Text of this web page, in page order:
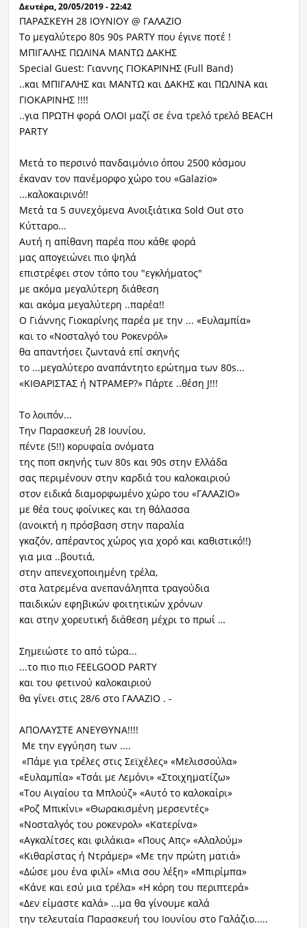
Δευτέρα, 20/05/2019 - 22:42
ΠΑΡΑΣΚΕΥΗ 28 ΙΟΥΝΙΟΥ @ ΓΑΛΑΖΙΟ
Tο μεγαλύτερο 80s 90s PARTY που έγινε ποτέ !
ΜΠΙΓΑΛΗΣ ΠΩΛΙΝΑ ΜΑΝΤΩ ΔΑΚΗΣ
Special Guest: Γιαννης ΓΙΟΚΑΡΙΝΗΣ (Full Band)
..και ΜΠΙΓΑΛΗΣ και ΜΑΝΤΩ και ΔΑΚΗΣ και ΠΩΛΙΝΑ και
ΓΙΟΚΑΡΙΝΗΣ !!!!
..για ΠΡΩΤΗ φορά ΟΛΟΙ μαζί σε ένα τρελό τρελό BEACH
PARTY
Μετά το περσινό πανδαιμόνιο όπου 2500 κόσμου
έκαναν τον πανέμορφο χώρο του «Galazio»
...καλοκαιρινό!!
Μετά τα 5 συνεχόμενα Ανοιξιάτικα Sold Out στο
Κύτταρο...
Αυτή η απίθανη παρέα που κάθε φορά
μας απογειώνει πιο ψηλά
επιστρέφει στον τόπο του "εγκλήματος"
με ακόμα μεγαλύτερη διάθεση
και ακόμα μεγαλύτερη ..παρέα!!
Ο Γιάννης Γιοκαρίνης παρέα με την ... «Ευλαμπία»
και το «Νοσταλγό του Ροκενρόλ»
θα απαντήσει ζωντανά επί σκηνής
το ...μεγαλύτερο αναπάντητο ερώτημα των 80s...
«ΚΙΘΑΡΙΣΤΑΣ ή ΝΤΡΑΜΕΡ?» Πάρτε ..θέση J!!!
Το λοιπόν...
Την Παρασκευή 28 Ιουνίου,
πέντε (5!!) κορυφαία ονόματα
της ποπ σκηνής των 80s και 90s στην Ελλάδα
σας περιμένουν στην καρδιά του καλοκαιριού
στον ειδικά διαμορφωμένο χώρο του «ΓΑΛΑΖΙΟ»
με θέα τους φοίνικες και τη θάλασσα
(ανοικτή η πρόσβαση στην παραλία
γκαζόν, απέραντος χώρος για χορό και καθιστικό!!)
για μια ..βουτιά,
στην απενεχοποιημένη τρέλα,
στα λατρεμένα ανεπανάληπτα τραγούδια
παιδικών εφηβικών φοιτητικών χρόνων
και στην χορευτική διάθεση μέχρι το πρωί …
Σημειώστε το από τώρα...
...το πιο πιο FEELGOOD PARTY
και του φετινού καλοκαιριού
θα γίνει στις 28/6 στο ΓΑΛΑΖΙΟ . -
ΑΠΟΛΑΥΣΤΕ ΑΝΕΥΘΥΝΑ!!!!
Με την εγγύηση των ....
«Πάμε για τρέλες στις Σεϊχέλες» «Μελισσούλα»
«Ευλαμπία» «Τσάι με Λεμόνι» «Στοιχηματίζω»
«Του Αιγαίου τα Μπλούζ» «Αυτό το καλοκαίρι»
«Ροζ Μπικίνι» «Θωρακισμένη μερσεντές»
«Νοσταλγός του ροκενρολ» «Κατερίνα»
«Αγκαλίτσες και φιλάκια» «Πους Απς» «Αλαλούμ»
«Κιθαρίστας ή Ντράμερ» «Με την πρώτη ματιά»
«Δώσε μου ένα φιλί» «Μια σου λέξη» «Μπιρίμπα»
«Κάνε και εσύ μια τρέλα» «Η κόρη του περιπτερά»
«Δεν είμαστε καλά» ...μα θα γίνουμε καλά
την τελευταία Παρασκευή του Ιουνίου στο Γαλάζιο.....